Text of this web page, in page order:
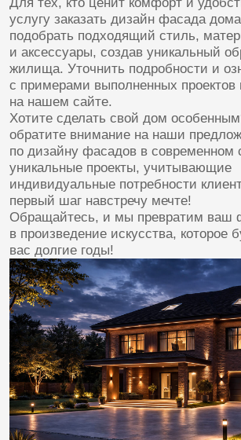
Мы придерживаемся профессионального
всех аспектах работы:
ПРЕИМУЩЕСТВА
АРХИТЕКТУРНОГО
[наши преимущества]